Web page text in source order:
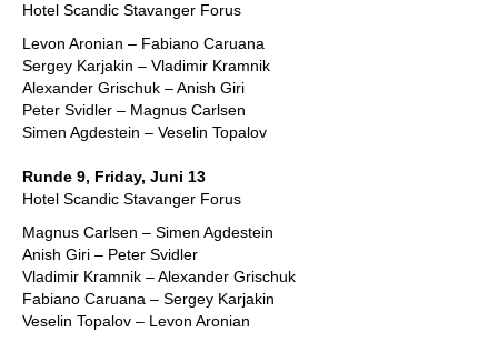
Hotel Scandic Stavanger Forus
Levon Aronian – Fabiano Caruana
Sergey Karjakin – Vladimir Kramnik
Alexander Grischuk – Anish Giri
Peter Svidler – Magnus Carlsen
Simen Agdestein – Veselin Topalov
Runde 9, Friday, Juni 13
Hotel Scandic Stavanger Forus
Magnus Carlsen – Simen Agdestein
Anish Giri – Peter Svidler
Vladimir Kramnik – Alexander Grischuk
Fabiano Caruana – Sergey Karjakin
Veselin Topalov – Levon Aronian